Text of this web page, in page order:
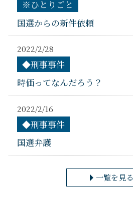
※ひとりごと
国選からの新件依頼
2022/2/28
◆刑事事件
時価ってなんだろう？
2022/2/16
◆刑事事件
国選弁護
一覧を見る